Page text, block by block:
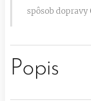
spôsob dopravy
Popis